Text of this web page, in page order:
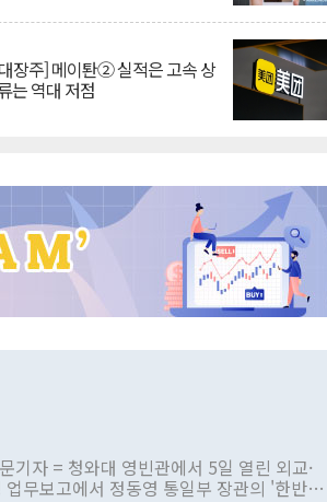
장주] 메이퇀② 실적은 고속 상
는 역대 저점
기자 = 청와대 영빈관에서 5일 열린 외교·
무보고에서 정동영 통일부 장관의 '한반도